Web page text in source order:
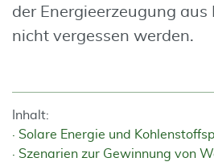
der Energieerzeugung aus
nicht vergessen werden.
Inhalt:
Solare Energie und
Szenarien zur Gewinnung von